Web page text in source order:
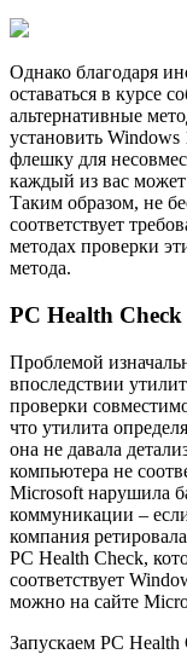
Однако благодаря
оставаться в курсе
альтернативные
установить Windows
флешку для
каждый из вас может
Таким образом, не
соответствует
методах проверки
метода.
PC Health Check
Проблемой
впоследствии
проверки
что утилита
она не давала
компьютера не
Microsoft нарушила
коммуникации –
компания
PC Health Check,
соответствует
можно на сайте
Запускаем PC